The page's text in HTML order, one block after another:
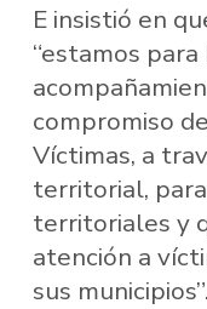
E insistió en
“estamos
compromiso
Víctimas, a
territorial,
territoriales y
atención a
sus municipios”.